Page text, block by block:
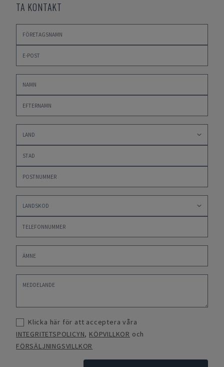
TA KONTAKT
Klicka här för att acceptera våra
INTEGRITETSPOLICYN, KÖPVILLKOR och
FÖRSÄLJNINGSVILLKOR